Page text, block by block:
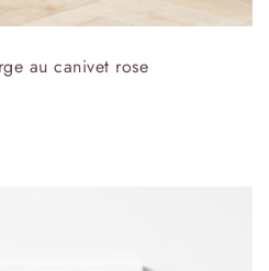
au canivet rose